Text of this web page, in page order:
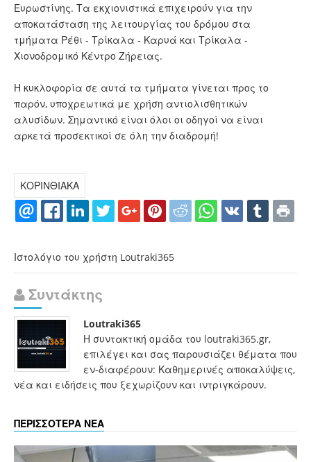
Ευρωστίνης. Τα εκχιονιστικά επιχειρούν για την
αποκατάσταση της λειτουργίας του δρόμου στα
τμήματα Ρέθι - Τρίκαλα - Καρυά και Τρίκαλα -
Χιονοδρομικό Κέντρο Ζήρειας.
Η κυκλοφορία σε αυτά τα τμήματα γίνεται προς το
παρόν, υποχρεωτικά με χρήση αντιολισθητικών
αλυσίδων. Σημαντικό είναι όλοι οι οδηγοί να είναι
αρκετά προσεκτικοί σε όλη την διαδρομή!
ΚΟΡΙΝΘΙΑΚΑ
Ιστολόγιο του χρήστη Loutraki365
Συντάκτης
Loutraki365
Η συντακτική ομάδα του loutraki365.gr,
επιλέγει και σας παρουσιάζει θέματα που
εν-διαφέρουν: Καθημερινές αποκαλύψεις,
νέα και ειδήσεις που ξεχωρίζουν και ιντριγκάρουν.
ΠΕΡΙΣΣΟΤΕΡΑ ΝΕΑ